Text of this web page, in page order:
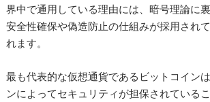
界中で通用している理由には、暗号理論に
安全性確保や偽造防止の仕組みが採用され
れます。
最も代表的な仮想通貨であるビットコイン
ンによってセキュリティが担保されている